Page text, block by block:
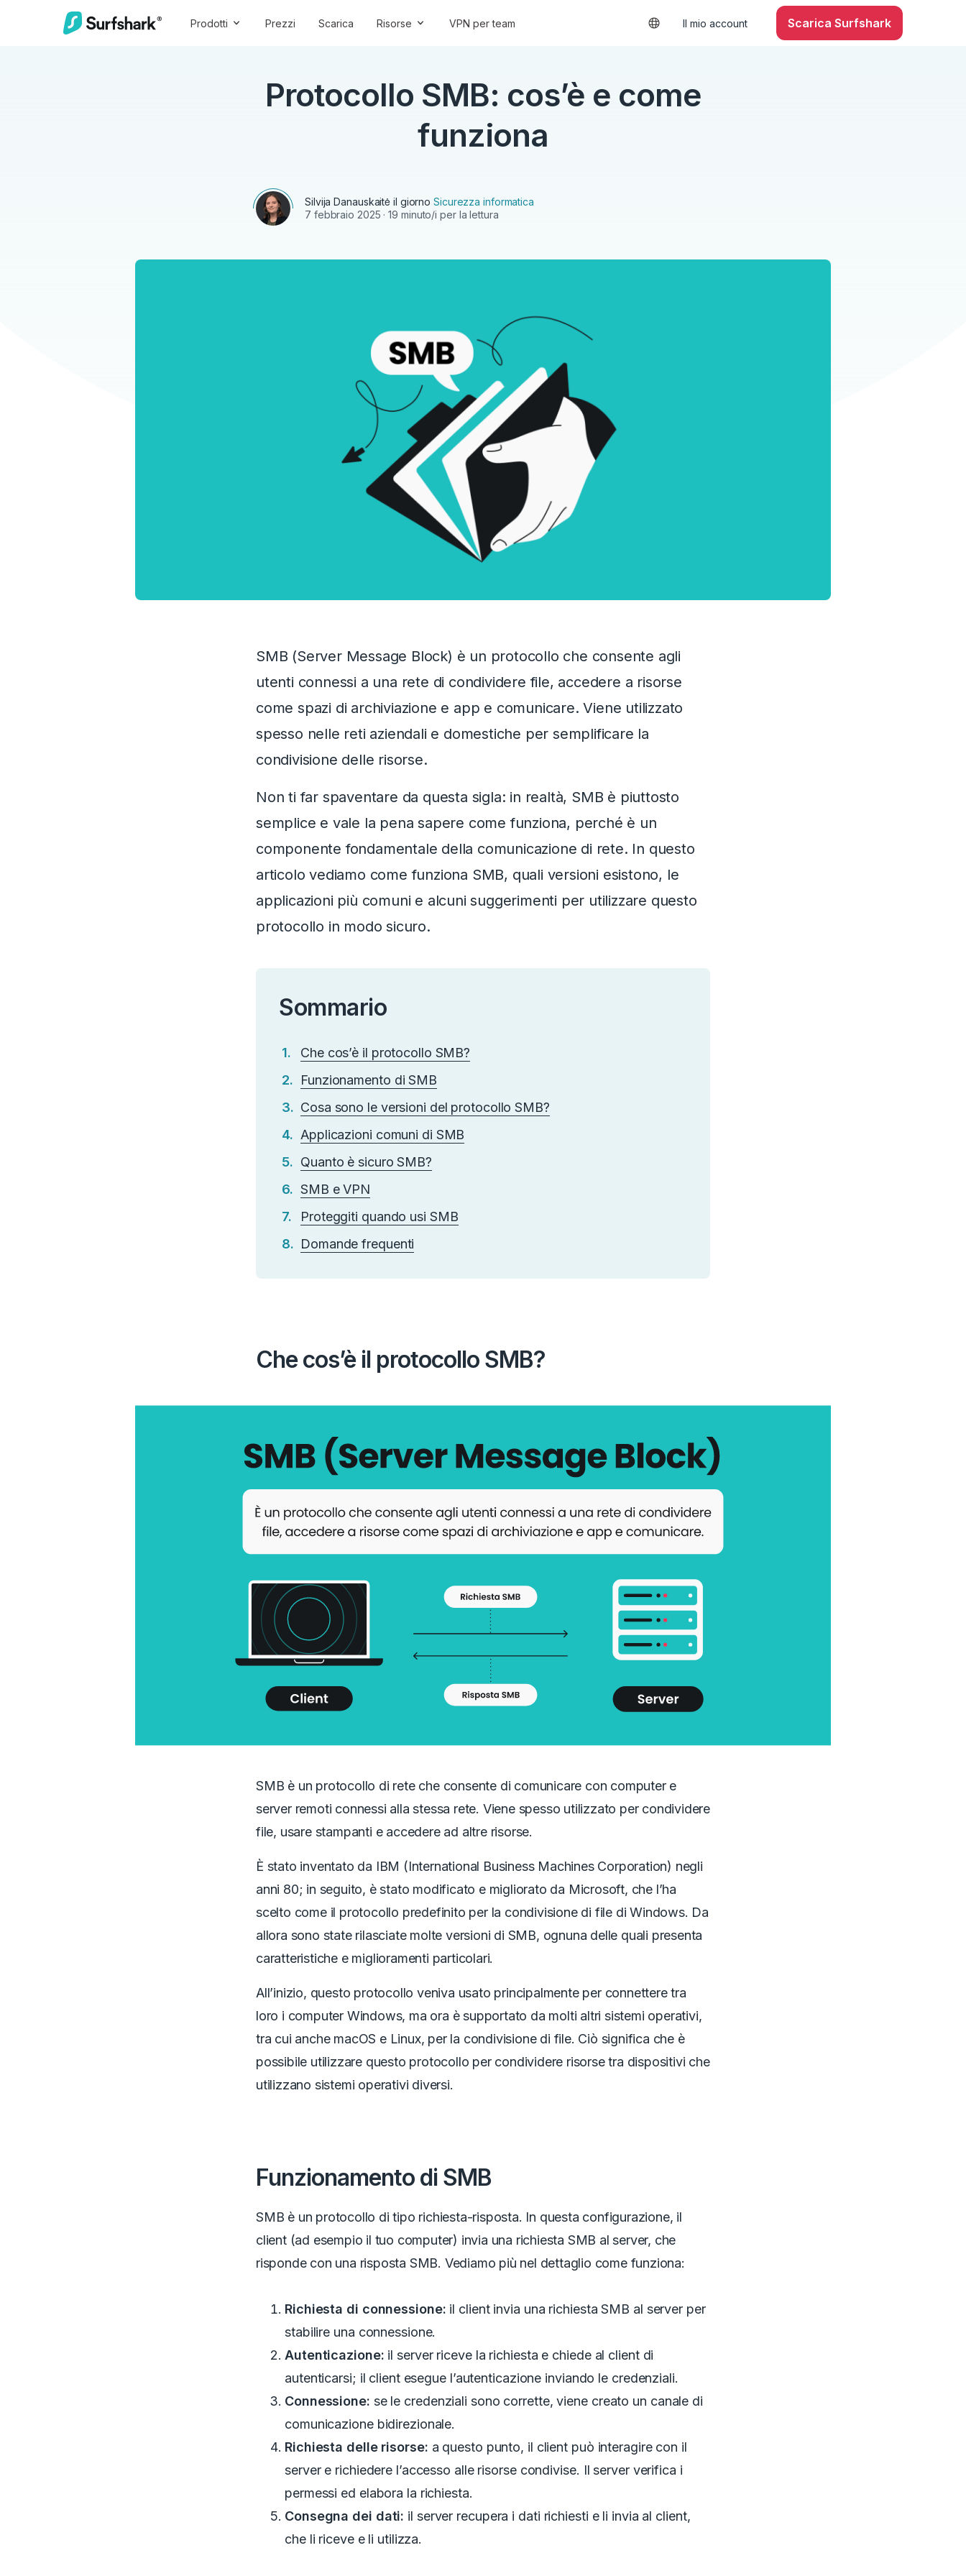
Prodotti Prezzi Scarica Risorse VPN per team Il mio account Scarica Surfshark
Protocollo SMB: cos’è e come
funziona
Silvija Danauskaitė il giornoSicurezza informatica
7 febbraio 2025 · 19 minuto/i per la lettura
SMB (Server Message Block) è un protocollo che consente agli
utenti connessi a una rete di condividere file, accedere a risorse
come spazi di archiviazione e app e comunicare. Viene utilizzato
spesso nelle reti aziendali e domestiche per semplificare la
condivisione delle risorse.
Non ti far spaventare da questa sigla: in realtà, SMB è piuttosto
semplice e vale la pena sapere come funziona, perché è un
componente fondamentale della comunicazione di rete. In questo
articolo vediamo come funziona SMB, quali versioni esistono, le
applicazioni più comuni e alcuni suggerimenti per utilizzare questo
protocollo in modo sicuro.
Sommario
Che cos’è il protocollo SMB?
Funzionamento di SMB
Cosa sono le versioni del protocollo SMB?
Applicazioni comuni di SMB
Quanto è sicuro SMB?
SMB e VPN
Proteggiti quando usi SMB
Domande frequenti
Che cos’è il protocollo SMB?
SMB è un protocollo di rete che consente di comunicare con computer e
server remoti connessi alla stessa rete. Viene spesso utilizzato per condividere
file, usare stampanti e accedere ad altre risorse.
È stato inventato da IBM (International Business Machines Corporation) negli
anni 80; in seguito, è stato modificato e migliorato da Microsoft, che l’ha
scelto come il protocollo predefinito per la condivisione di file di Windows. Da
allora sono state rilasciate molte versioni di SMB, ognuna delle quali presenta
caratteristiche e miglioramenti particolari.
All’inizio, questo protocollo veniva usato principalmente per connettere tra
loro i computer Windows, ma ora è supportato da molti altri sistemi operativi,
tra cui anche macOS e Linux, per la condivisione di file. Ciò significa che è
possibile utilizzare questo protocollo per condividere risorse tra dispositivi che
utilizzano sistemi operativi diversi.
Funzionamento di SMB
SMB è un protocollo di tipo richiesta-risposta. In questa configurazione, il
client (ad esempio il tuo computer) invia una richiesta SMB al server, che
risponde con una risposta SMB. Vediamo più nel dettaglio come funziona:
Richiesta di connessione: il client invia una richiesta SMB al server per
stabilire una connessione.
Autenticazione: il server riceve la richiesta e chiede al client di
autenticarsi; il client esegue l’autenticazione inviando le credenziali.
Connessione: se le credenziali sono corrette, viene creato un canale di
comunicazione bidirezionale.
Richiesta delle risorse: a questo punto, il client può interagire con il
server e richiedere l’accesso alle risorse condivise. Il server verifica i
permessi ed elabora la richiesta.
Consegna dei dati: il server recupera i dati richiesti e li invia al client,
che li riceve e li utilizza.